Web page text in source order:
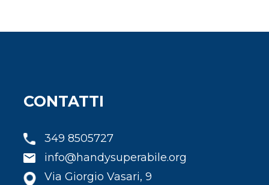
CONTATTI
349 8505727
info@handysuperabile.org
Via Giorgio Vasari, 9